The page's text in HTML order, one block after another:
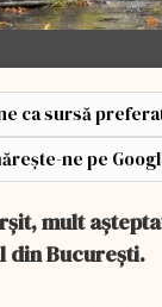
ca sursă
ne pe
mult
din București.